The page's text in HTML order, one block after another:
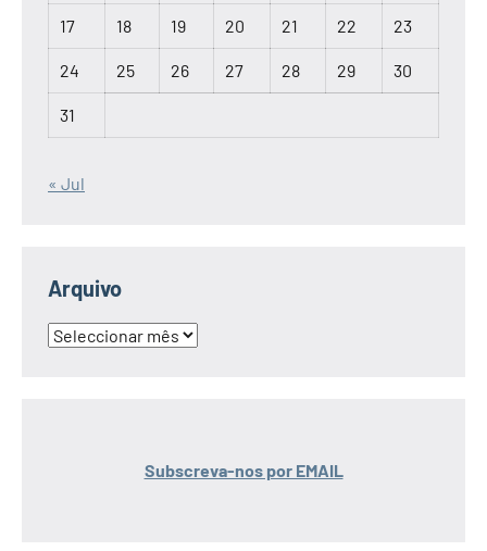
17 18 19 20 21 22 23
24 25 26 27 28 29 30
31
« Jul
Arquivo
Arquivo
Subscreva-nos por EMAIL